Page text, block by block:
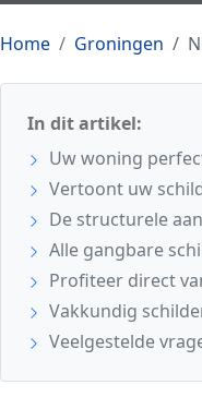
Home Groningen
In dit artikel:
Uw woning
Vertoont uw
De structurele
Alle gangbare
Profiteer direct
Vakkundig
Veelgestelde